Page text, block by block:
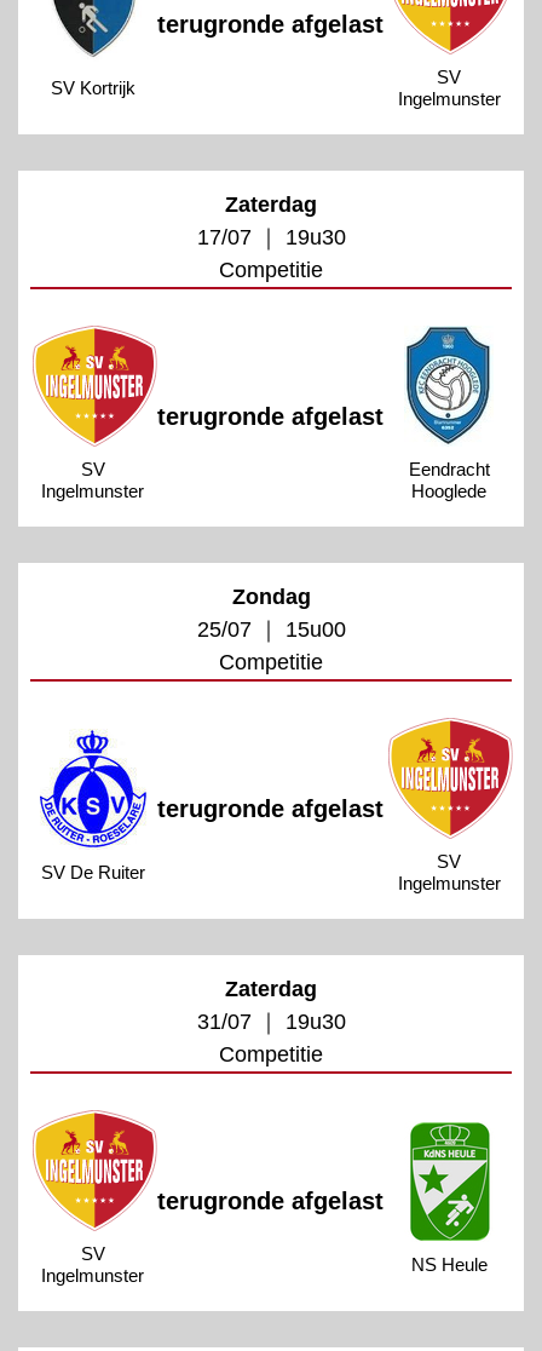
SV Kortrijk
terugronde afgelast
SV
Ingelmunster
Zaterdag
17/07 ｜ 19u30
Competitie
SV
Ingelmunster
terugronde afgelast
Eendracht
Hooglede
Zondag
25/07 ｜ 15u00
Competitie
SV De Ruiter
terugronde afgelast
SV
Ingelmunster
Zaterdag
31/07 ｜ 19u30
Competitie
SV
Ingelmunster
terugronde afgelast
NS Heule